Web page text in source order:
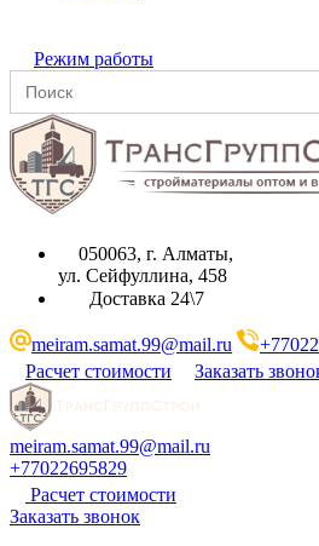
Режим работы
Search
for:
050063, г. Алматы,
ул. Сейфуллина, 458
Доставка 24\7
meiram.samat.99@mail.ru
Расчет стоимости
Заказать
meiram.samat.99@mail.ru
+77022695829
Расчет стоимости
Заказать звонок